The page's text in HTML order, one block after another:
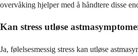
overvåking hjelper med å håndtere disse
Kan stress utløse
Ja, følelsesmessig stress kan utløse